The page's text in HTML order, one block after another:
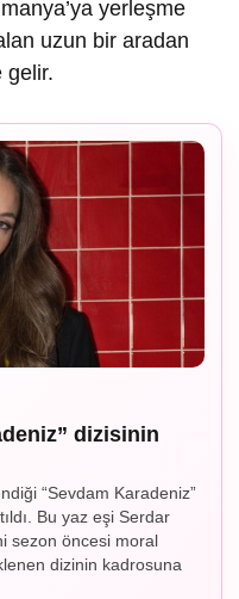
yerleşme
uzun bir aradan
gelir.
dizisinin
“Sevdam Karadeniz”
Bu yaz eşi Serdar
sezon öncesi moral
dizinin kadrosuna